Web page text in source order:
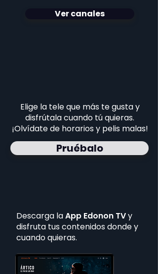
Ver canales
Elige la tele que más te gusta y
disfrútala cuando tú quieras.
¡Olvídate de horarios y pelis malas!
Pruébalo
Descarga laApp Edonon TVy
disfruta tus contenidos donde y
cuando quieras.